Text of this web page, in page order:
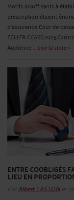
Motifs insuffisants à
prescription étaient
d'assurance Cour de
Audience ... Lire la suite >
ENTRE COOBLIGÉS
LIEU EN
ParAlbert CASTONle